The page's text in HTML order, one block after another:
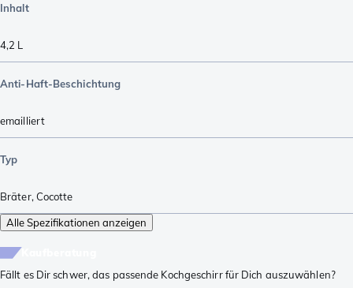
Inhalt
4,2 L
Anti-Haft-Beschichtung
emailliert
Typ
Bräter, Cocotte
Alle Spezifikationen anzeigen
Fällt es Dir schwer, das passende Kochgeschirr für Dich auszuwählen?